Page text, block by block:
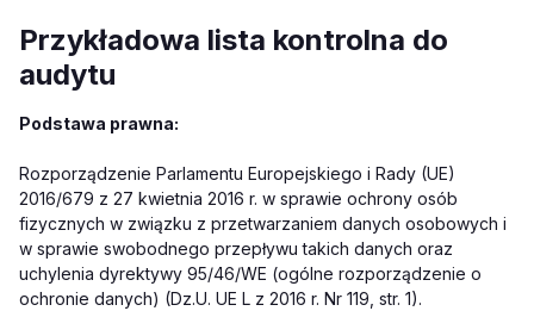
Przykładowa lista kontrolna do
audytu
Podstawa prawna:
Rozporządzenie Parlamentu Europejskiego i Rady (UE)
2016/679 z 27 kwietnia 2016 r. w sprawie ochrony osób
fizycznych w związku z przetwarzaniem danych osobowych i
w sprawie swobodnego przepływu takich danych oraz
uchylenia dyrektywy 95/46/WE (ogólne rozporządzenie o
ochronie danych) (Dz.U. UE L z 2016 r. Nr 119, str. 1).